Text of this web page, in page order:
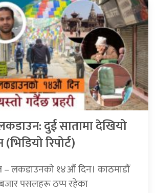
दुई सातामा देखियो
रिपोर्ट)
– लकडाउनको १४औं दिन। काठमाडौं
पसलहरू ठप्प रहेका